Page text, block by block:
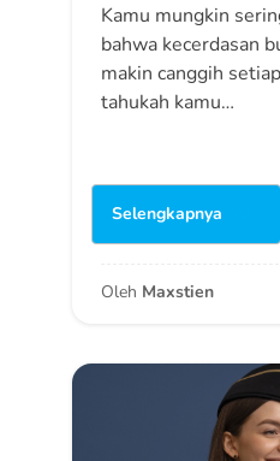
Kamu mungkin
bahwa kecerdasan
makin canggih
tahukah kamu…
Selengkapnya
Oleh Maxstien